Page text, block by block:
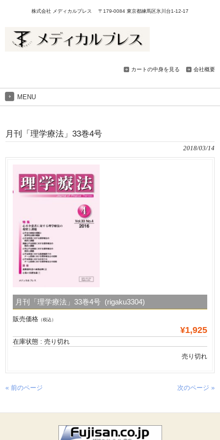
株式会社 メディカルプレス 〒179-0084 東京都練馬区氷川台1-12-17
カートの中身を見る 会社概要
MENU
月刊「理学療法」33巻4号
2018/03/14
月刊「理学療法」33巻4号 (rigaku3304)
販売価格 （税込）
¥1,925
在庫状態 : 売り切れ
売り切れ
« 前のページ 次のページ »